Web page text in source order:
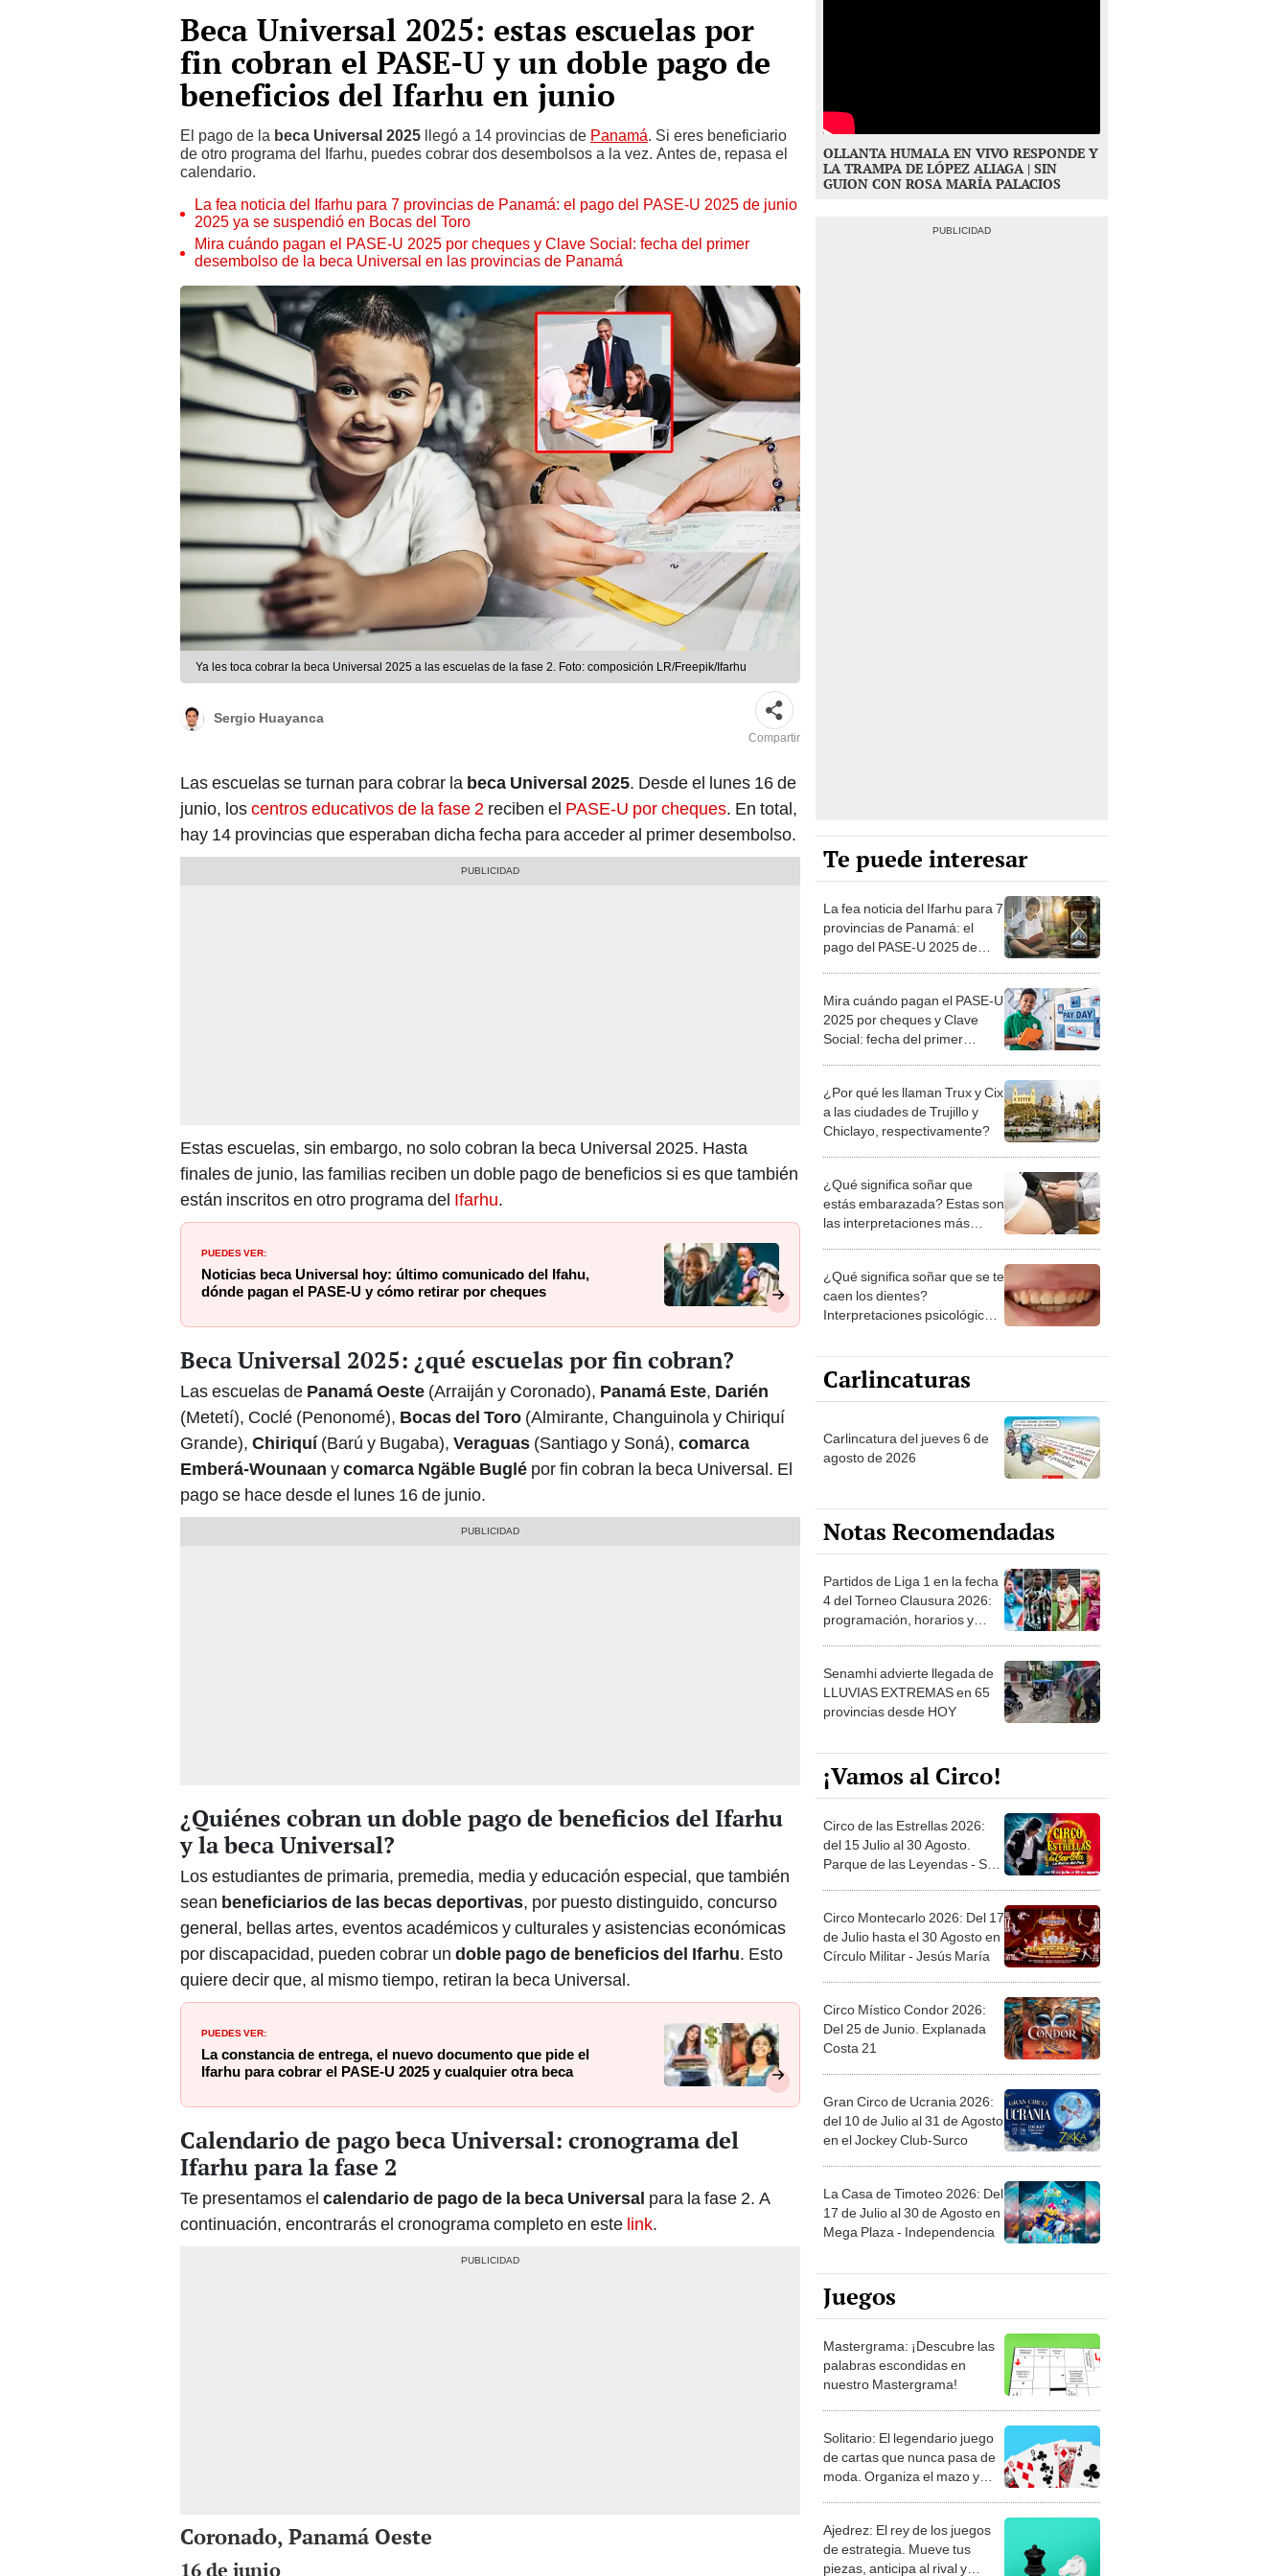
Beca Universal 2025: estas escuelas por
fin cobran el PASE-U y un doble pago de
beneficios del Ifarhu en junio
El pago de la beca Universal 2025 llegó a 14 provincias de Panamá. Si eres beneficiario
de otro programa del Ifarhu, puedes cobrar dos desembolsos a la vez. Antes de, repasa el
calendario.
La fea noticia del Ifarhu para 7 provincias de Panamá: el pago del PASE-U 2025 de junio
2025 ya se suspendió en Bocas del Toro
Mira cuándo pagan el PASE-U 2025 por cheques y Clave Social: fecha del primer
desembolso de la beca Universal en las provincias de Panamá
Ya les toca cobrar la beca Universal 2025 a las escuelas de la fase 2. Foto: composición LR/Freepik/Ifarhu
Sergio Huayanca
Compartir
Las escuelas se turnan para cobrar la beca Universal 2025. Desde el lunes 16 de
junio, loscentros educativos de la fase 2 reciben el PASE-U por cheques. En total,
hay 14 provincias que esperaban dicha fecha para acceder al primer desembolso.
Estas escuelas, sin embargo, no solo cobran la beca Universal 2025. Hasta
finales de junio, las familias reciben un doble pago de beneficios si es que también
están inscritos en otro programa del Ifarhu.
PUEDES VER:
Noticias beca Universal hoy: último comunicado del Ifahu,
dónde pagan el PASE-U y cómo retirar por cheques
Beca Universal 2025: ¿qué escuelas por fin cobran?
Las escuelas de Panamá Oeste (Arraiján y Coronado), Panamá Este, Darién
(Metetí), Coclé (Penonomé), Bocas del Toro (Almirante, Changuinola y Chiriquí
Grande), Chiriquí(Barú y Bugaba), Veraguas (Santiago y Soná), comarca
Emberá-Wounaan ycomarca Ngäble Buglé por fin cobran la beca Universal. El
pago se hace desde el lunes 16 de junio.
¿Quiénes cobran un doble pago de beneficios del Ifarhu
y la beca Universal?
Los estudiantes de primaria, premedia, media y educación especial, que también
sean beneficiarios de las becas deportivas, por puesto distinguido, concurso
general, bellas artes, eventos académicos y culturales y asistencias económicas
por discapacidad, pueden cobrar un doble pago de beneficios del Ifarhu. Esto
quiere decir que, al mismo tiempo, retiran la beca Universal.
PUEDES VER:
La constancia de entrega, el nuevo documento que pide el
Ifarhu para cobrar el PASE-U 2025 y cualquier otra beca
Calendario de pago beca Universal: cronograma del
Ifarhu para la fase 2
Te presentamos el calendario de pago de la beca Universal para la fase 2. A
continuación, encontrarás el cronograma completo en este link.
Coronado, Panamá Oeste
16 de junio
OLLANTA HUMALA EN VIVO RESPONDE Y
LA TRAMPA DE LÓPEZ ALIAGA | SIN
GUION CON ROSA MARÍA PALACIOS
Te puede interesar
La fea noticia del Ifarhu para 7
provincias de Panamá: el
pago del PASE-U 2025 de
Mira cuándo pagan el PASE-U
2025 por cheques y Clave
Social: fecha del primer
Panamá
¿Por qué les llaman Trux y Cix
a las ciudades de Trujillo y
Chiclayo, respectivamente?
¿Qué significa soñar que
estás embarazada? Estas son
las interpretaciones más
¿Qué significa soñar que se te
caen los dientes?
Interpretaciones psicológicas
Carlincaturas
Carlincatura del jueves 6 de
agosto de 2026
Notas Recomendadas
Partidos de Liga 1 en la fecha
4 del Torneo Clausura 2026:
programación, horarios y
Senamhi advierte llegada de
LLUVIAS EXTREMAS en 65
provincias desde HOY
¡Vamos al Circo!
Circo de las Estrellas 2026:
del 15 Julio al 30 Agosto.
Parque de las Leyendas - San
Circo Montecarlo 2026: Del 17
de Julio hasta el 30 Agosto en
Círculo Militar - Jesús María
Circo Místico Condor 2026:
Del 25 de Junio. Explanada
Costa 21
Gran Circo de Ucrania 2026:
del 10 de Julio al 31 de Agosto
en el Jockey Club-Surco
La Casa de Timoteo 2026: Del
17 de Julio al 30 de Agosto en
Mega Plaza - Independencia
Juegos
Mastergrama: ¡Descubre las
palabras escondidas en
nuestro Mastergrama!
Solitario: El legendario juego
de cartas que nunca pasa de
moda. Organiza el mazo y
Ajedrez: El rey de los juegos
de estrategia. Mueve tus
piezas, anticipa al rival y